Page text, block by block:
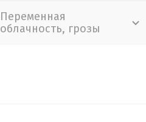
Переменная
облачность, грозы